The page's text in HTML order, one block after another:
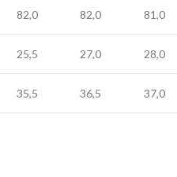
82,0 82,0 81,0
25,5 27,0 28,0
35,5 36,5 37,0